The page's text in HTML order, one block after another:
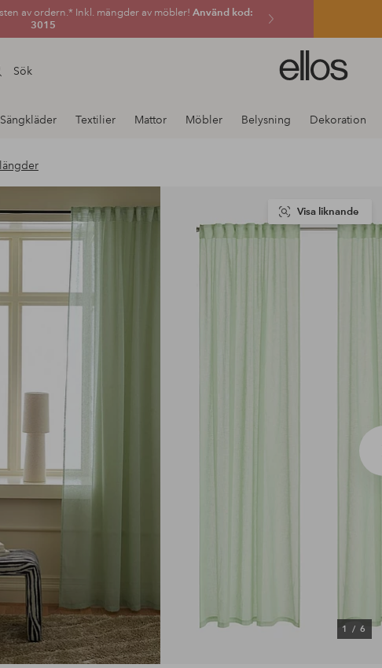
av ordern.* Inkl. mängder av möbler! Använd kod:
3015
Sök
Ellos
logotyp
gå
Sängkläder Textilier Mattor Möbler Belysning Dekoration
1/ 6
Visa liknande